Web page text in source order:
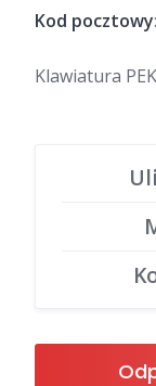
Kod pocztowy
Klawiatura